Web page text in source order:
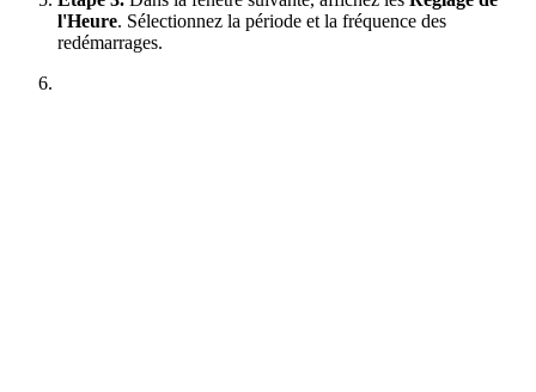
l'Heure. Sélectionnez la période et la fréquence des
redémarrages.